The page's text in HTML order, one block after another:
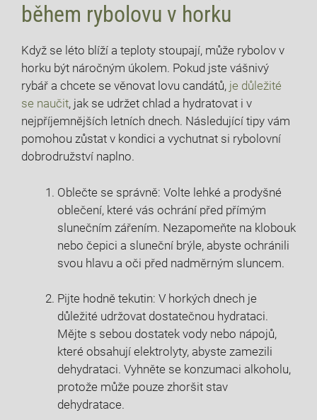
během rybolovu v ‌horku
Když se ​léto ​blíží a teploty stoupají, může ‍rybolov v
horku být náročným úkolem. Pokud jste vášnivý
rybář a‍ chcete ⁣se věnovat lovu candátů,‍ je důležité
se naučit, jak se ​udržet‍ chlad a hydratovat i ‍v
nejpříjemnějších ⁢letních dnech. Následující⁤ tipy⁣ vám
pomohou zůstat v kondici a vychutnat ‌si‍ rybolovní
dobrodružství naplno.
Oblečte se správně:‌ Volte ⁢lehké a⁢ prodyšné
oblečení, ⁣které⁢ vás ochrání před ​přímým
⁢slunečním​ zářením.‍ Nezapomeňte na klobouk
‍nebo čepici a sluneční brýle, abyste ‌ochránili
svou hlavu a oči před‌ nadměrným ⁣sluncem.
Pijte ⁣hodně tekutin: V horkých dnech je
⁢důležité udržovat​ dostatečnou hydrataci.
Mějte s sebou ⁤dostatek vody nebo nápojů,
které⁢ obsahují elektrolyty, abyste zamezili
dehydrataci. Vyhněte se⁢ konzumaci alkoholu,
protože může pouze zhoršit‍ stav
dehydratace.